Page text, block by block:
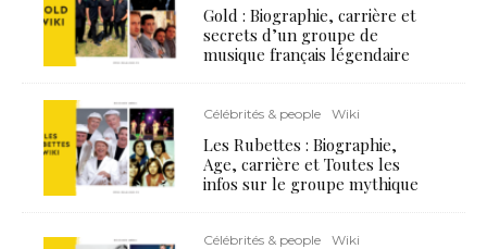
Gold : Biographie, carrière et
secrets d’un groupe de
musique français légendaire
Célébrités & people Wiki
Les Rubettes : Biographie,
Age, carrière et Toutes les
infos sur le groupe mythique
Célébrités & people Wiki